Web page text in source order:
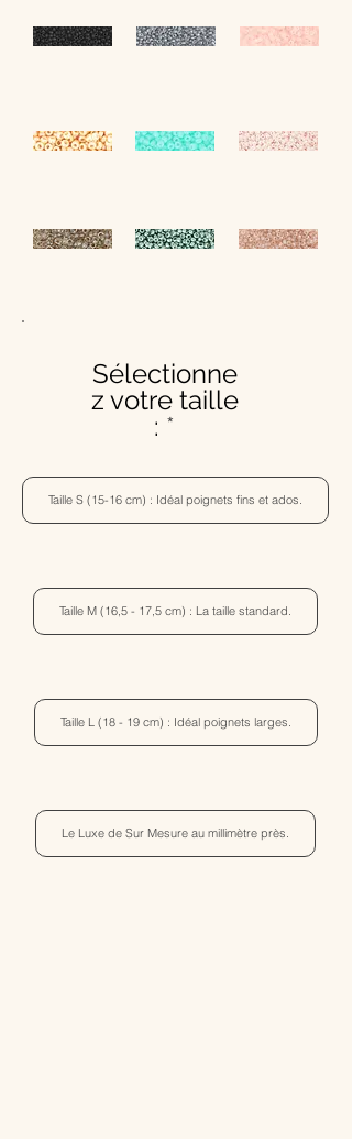
Sélectionne
z votre taille
:
Taille S (15-16 cm) : Idéal poignets fins et ados.
Taille M (16,5 - 17,5 cm) : La taille standard.
Taille L (18 - 19 cm) : Idéal poignets larges.
Le Luxe de Sur Mesure au millimètre près.